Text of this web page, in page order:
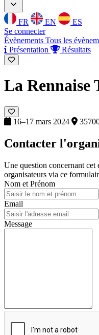
FR EN
ES
Se connecter
Évènements Tous les
Présentation
Résultats
La Rennaise
16–17 mars 2024
Contacter
Une question concernant cet
organisateurs via ce
Nom et Prénom
Email
Message